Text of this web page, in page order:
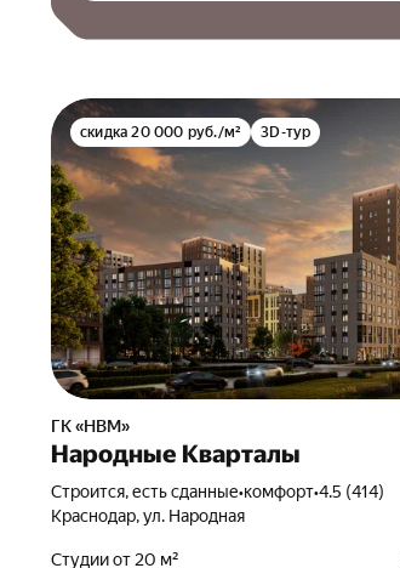
скидка 20 000 руб./м² 3D-тур
ГК «НВМ»
Народные Кварталы
Строится, есть сданные•комфорт•4.5 (414)
Краснодар, ул. Народная
Студии от 20 м²